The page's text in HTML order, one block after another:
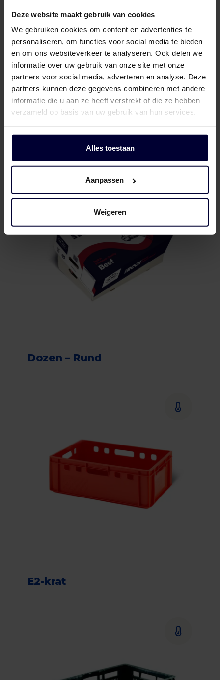
Deze website maakt gebruik van cookies
We gebruiken cookies om content en advertenties te
personaliseren, om functies voor social media te bieden
en om ons websiteverkeer te analyseren. Ook delen we
informatie over uw gebruik van onze site met onze
partners voor social media, adverteren en analyse. Deze
partners kunnen deze gegevens combineren met andere
informatie die u aan ze heeft verstrekt of die ze hebben
verzameld op basis van uw gebruik van hun services.
Alles toestaan
Aanpassen
Weigeren
Onverpakte blok
Dozen – Rund
E2-krat